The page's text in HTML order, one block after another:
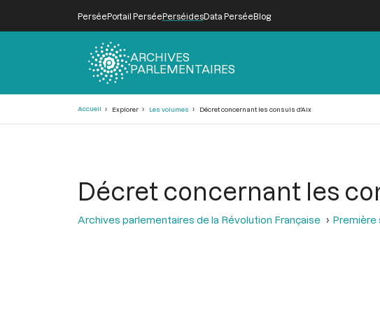
PerséePortail PerséePerséidesData PerséeBlog
ARCHIVES
PARLEMENTAIRES
Accueil Explorer Les volumes Décret concernant les consuls d'Aix
Décret concernant les
Archives parlementaires de la Révolution Française Première